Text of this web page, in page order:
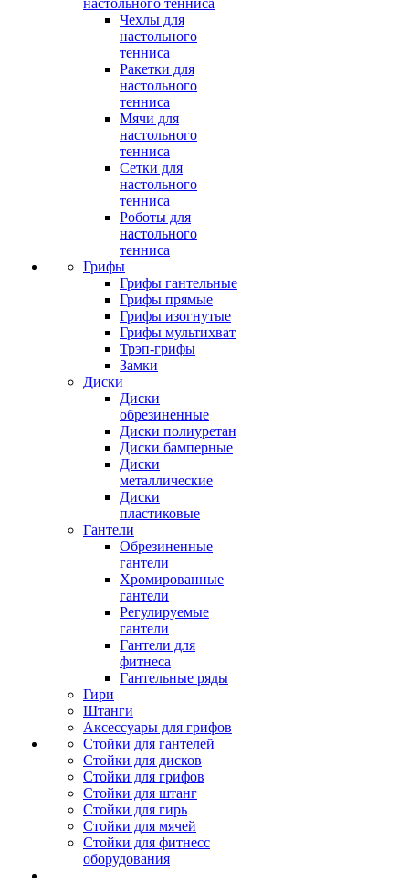
настольного тенниса
Чехлы для
настольного
тенниса
Ракетки для
настольного
тенниса
Мячи для
настольного
тенниса
Сетки для
настольного
тенниса
Роботы для
настольного
тенниса
Грифы
Грифы гантельные
Грифы прямые
Грифы изогнутые
Грифы мультихват
Трэп-грифы
Замки
Диски
Диски
обрезиненные
Диски полиуретан
Диски бамперные
Диски
металлические
Диски
пластиковые
Гантели
Обрезиненные
гантели
Хромированные
гантели
Регулируемые
гантели
Гантели для
фитнеса
Гантельные ряды
Гири
Штанги
Аксессуары для грифов
Стойки для гантелей
Стойки для дисков
Стойки для грифов
Стойки для штанг
Стойки для гирь
Стойки для мячей
Стойки для фитнесс
оборудования